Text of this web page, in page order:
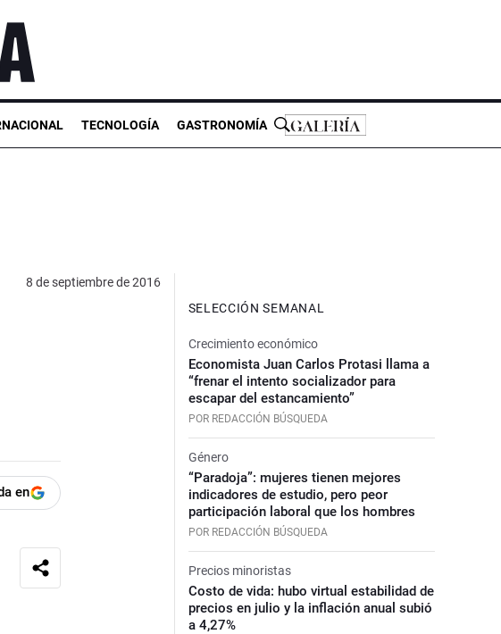
TECNOLOGÍA GASTRONOMÍA
8 de septiembre de 2016
en
SELECCIÓN SEMANAL
Crecimiento económico
Economista Juan Carlos Protasi llama a
“frenar el intento socializador para
escapar del estancamiento”
POR REDACCIÓN BÚSQUEDA
Género
“Paradoja”: mujeres tienen mejores
indicadores de estudio, pero peor
participación laboral que los hombres
POR REDACCIÓN BÚSQUEDA
Precios minoristas
Costo de vida: hubo virtual estabilidad de
precios en julio y la inflación anual subió
a 4,27%